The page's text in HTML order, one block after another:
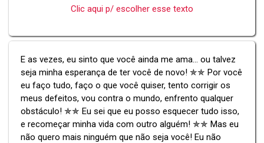
Clic aqui p/ escolher esse texto
E as vezes, eu sinto que você ainda me ama... ou talvez
seja minha esperança de ter você de novo! ✯✯ Por você
eu faço tudo, faço o que você quiser, tento corrigir os
meus defeitos, vou contra o mundo, enfrento qualquer
obstáculo! ✯✯ Eu sei que eu posso esquecer tudo isso,
e recomeçar minha vida com outro alguém! ✯✯ Mas eu
não quero mais ninguém que não seja você! Eu não